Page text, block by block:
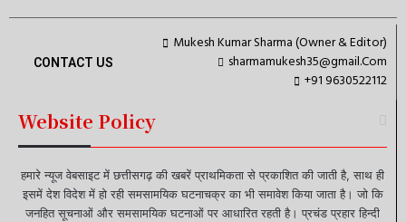
CONTACT US
Mukesh Kumar Sharma (Owner & Editor)
sharmamukesh35@gmail.Com
+91 9630522112
Website Policy
हमारे न्यूज वेबसाइट में छत्तीसगढ़ की खबरें प्राथमिकता से प्रकाशित की जाती है, साथ ही
इसमें देश विदेश में हो रही समसामयिक घटनाचक्र का भी समावेश किया जाता है। जो कि
जनहित सूचनाओं और समसामयिक घटनाओं पर आधारित रहती है। प्रचंड प्रहार हिन्दी